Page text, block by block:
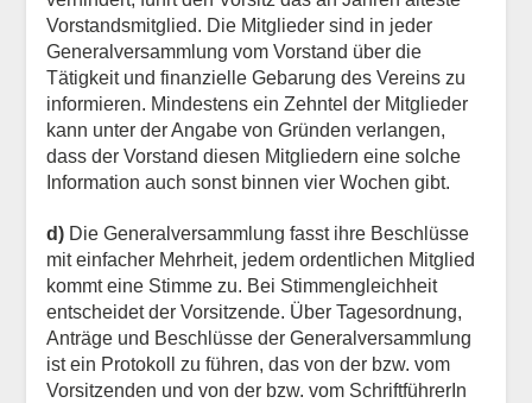
Vorstandsmitglied. Die Mitglieder sind in jeder
Generalversammlung vom Vorstand über die
Tätigkeit und finanzielle Gebarung des Vereins zu
informieren. Mindestens ein Zehntel der Mitglieder
kann unter der Angabe von Gründen verlangen,
dass der Vorstand diesen Mitgliedern eine solche
Information auch sonst binnen vier Wochen gibt.
d)Die Generalversammlung fasst ihre Beschlüsse
mit einfacher Mehrheit, jedem ordentlichen Mitglied
kommt eine Stimme zu. Bei Stimmengleichheit
entscheidet der Vorsitzende. Über Tagesordnung,
Anträge und Beschlüsse der Generalversammlung
ist ein Protokoll zu führen, das von der bzw. vom
Vorsitzenden und von der bzw. vom SchriftführerIn